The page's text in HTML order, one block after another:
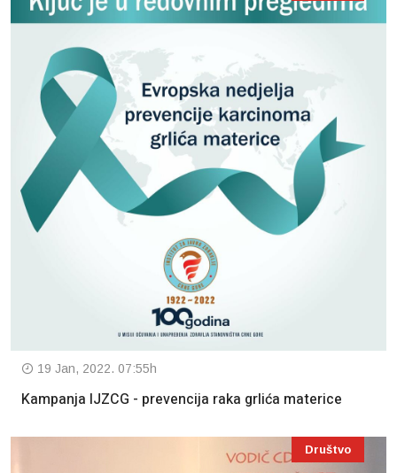
19 Jan, 2022. 07:55h
Kampanja IJZCG - prevencija raka grlića materice
Društvo